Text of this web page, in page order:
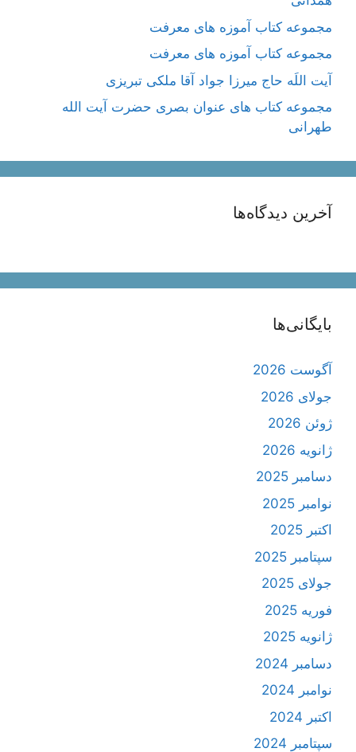
مجموعه کتاب آموزه های معرفت
مجموعه کتاب آموزه های معرفت
آیت اللَه حاج میرزا جواد آقا ملکی تبریزی
مجموعه کتاب های عنوان بصری حضرت آیت الله
طهرانی
آخرین دیدگاه‌ها
بایگانی‌ها
آگوست 2026
جولای 2026
ژوئن 2026
ژانویه 2026
دسامبر 2025
نوامبر 2025
اکتبر 2025
سپتامبر 2025
جولای 2025
فوریه 2025
ژانویه 2025
دسامبر 2024
نوامبر 2024
اکتبر 2024
سپتامبر 2024